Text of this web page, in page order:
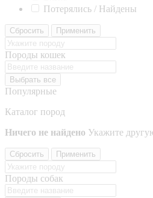
Потерялись / Найдены
Сбросить Применить
Породы кошек
Выбрать все
Популярные
Каталог пород
Ничего не найдено Укажите
Сбросить Применить
Породы собак